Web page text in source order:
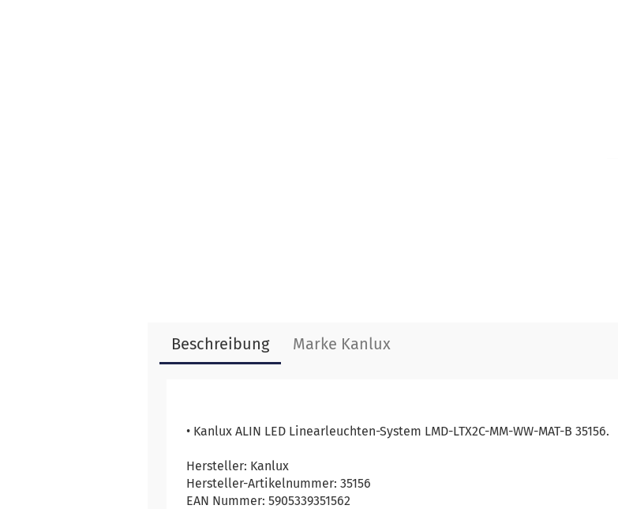
Beschreibung Marke Kanlux
• Kanlux ALIN LED Linearleuchten-System LMD-LTX2C-MM-WW-MAT-B 35156.
Hersteller: Kanlux
Hersteller-Artikelnummer: 35156
EAN Nummer: 5905339351562